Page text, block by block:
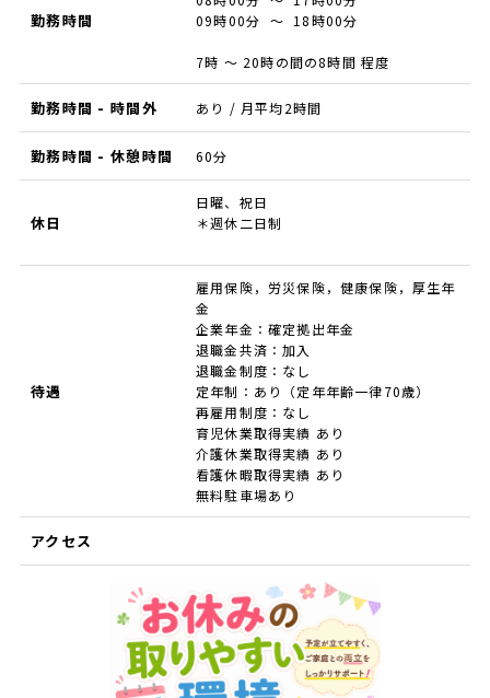
勤務時間
09時00分 ～ 18時00分
7時 ～ 20時の間の8時間 程度
勤務時間 - 時間外 あり / 月平均2時間
勤務時間 - 休憩時間 60分
休日
日曜、祝日
＊週休二日制
待遇
雇用保険，労災保険，健康保険，厚生年
金
企業年金：確定拠出年金
退職金共済：加入
退職金制度：なし
定年制：あり（定年年齢一律70歳）
再雇用制度：なし
育児休業取得実績 あり
介護休業取得実績 あり
看護休暇取得実績 あり
無料駐車場あり
アクセス